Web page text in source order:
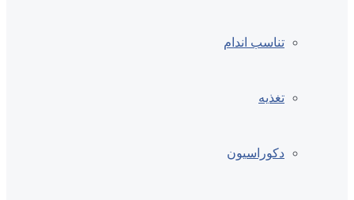
تناسب اندام
تغذیه
دکوراسیون